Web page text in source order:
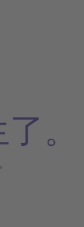
。